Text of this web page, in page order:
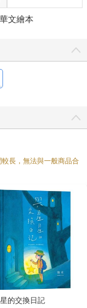
華文繪本
長，無法與一般商品合
的交換日記